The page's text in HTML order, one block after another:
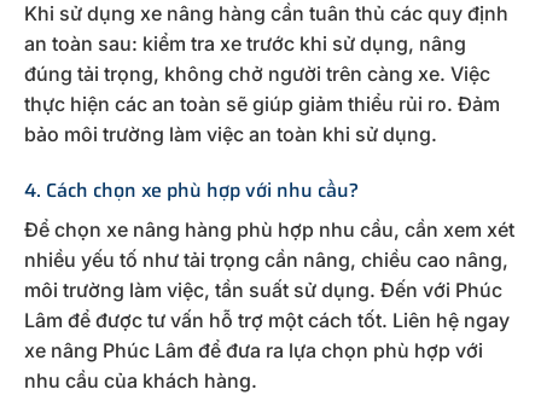
Khi sử dụng xe nâng hàng cần tuân thủ các quy định
an toàn sau: kiểm tra xe trước khi sử dụng, nâng
đúng tải trọng, không chở người trên càng xe. Việc
thực hiện các an toàn sẽ giúp giảm thiểu rủi ro. Đảm
bảo môi trường làm việc an toàn khi sử dụng.
4. Cách chọn xe phù hợp với nhu cầu?
Để chọn xe nâng hàng phù hợp nhu cầu, cần xem xét
nhiều yếu tố như tải trọng cần nâng, chiều cao nâng,
môi trường làm việc, tần suất sử dụng. Đến với Phúc
Lâm để được tư vấn hỗ trợ một cách tốt. Liên hệ ngay
xe nâng Phúc Lâm để đưa ra lựa chọn phù hợp với
nhu cầu của khách hàng.